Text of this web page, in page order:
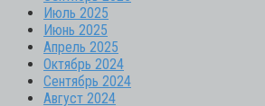
Июль 2025
Июнь 2025
Апрель 2025
Октябрь 2024
Сентябрь 2024
Август 2024